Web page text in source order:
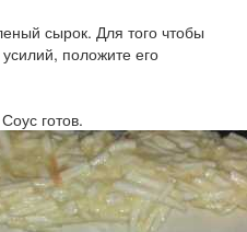
сырок. Для того чтобы
положите его
готов.